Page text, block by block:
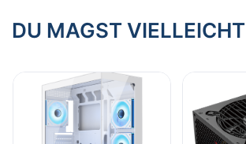
DU MAGST VIELLEICHT